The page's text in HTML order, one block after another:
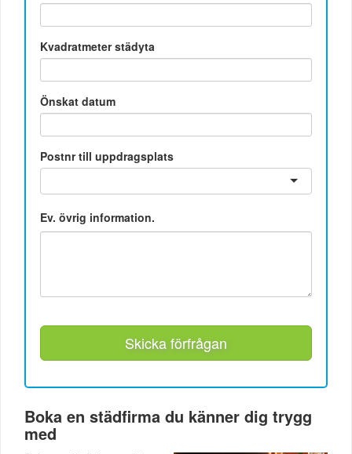
Kvadratmeter städyta
Önskat datum
Postnr till uppdragsplats
Ev. övrig information.
Skicka förfrågan
Boka en städfirma du känner dig trygg
med